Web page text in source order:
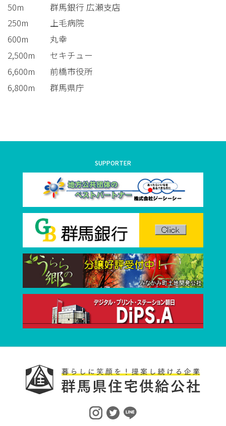
50m
群馬銀行 広瀬支店
250m
上毛病院
600m
丸幸
2,500m
セキチュー
6,600m
前橋市役所
6,800m
群馬県庁
SUPPORTER